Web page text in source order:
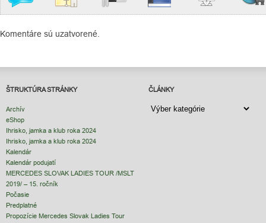
Komentáre sú uzatvorené.
ŠTRUKTÚRA STRÁNKY
Archív
eShop
Ihrisko, jamka a klub roka 2024
Ihrisko, jamka a klub roka 2024
Kalendár
Kalendár podujatí
MERCEDES SLOVAK LADIES TOUR /MSLT
2019/ – 15. ročník
Počasie
Predplatné
Propozície Mercedes Slovak Ladies Tour
ČLÁNKY
ČLÁNKY